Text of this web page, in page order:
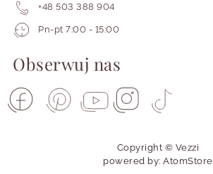
+48 503 388 904
Pracujemy
poniedziałku
do
od
siódmej
Pn-pt 7:00 - 15:00
Obserwuj nas
Copyright © Vezzi
powered by: AtomStore